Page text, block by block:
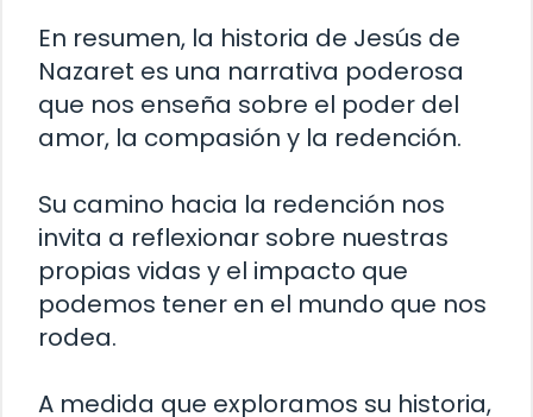
En resumen, la historia de Jesús de
Nazaret es una narrativa poderosa
que nos enseña sobre el poder del
amor, la compasión y la redención.
Su camino hacia la redención nos
invita a reflexionar sobre nuestras
propias vidas y el impacto que
podemos tener en el mundo que nos
rodea.
A medida que exploramos su historia,